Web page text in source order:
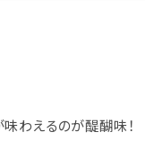
わえるのが醍醐味！